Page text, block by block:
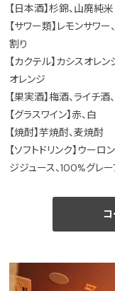
【日本酒】杉錦、山廃純米
【サワー類】レモンサワ
割り
【カクテル】カシスオレ
オレンジ
【果実酒】梅酒、ライチ酒
【グラスワイン】赤、白
【焼酎】芋焼酎、麦焼酎
【ソフトドリンク】ウーロ
ジジュース、100%グレ
コ